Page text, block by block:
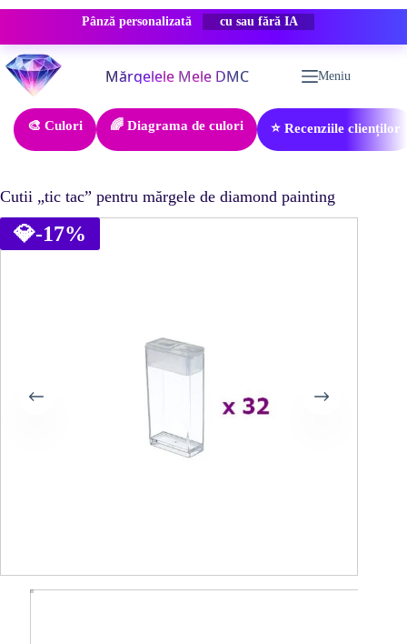
Pânză personalizată REDUCERE -50%
Sari
la
conținut
Meniu
🎨 Culori 🌈 Diagrama de culori ⭐ Recenziile clienților
Cutii „tic tac” pentru mărgele de diamond painting
💎-17%